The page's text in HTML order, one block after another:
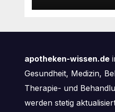
apotheken-wissen.de
Gesundheit, Medizin,
Therapie- und
werden stetig